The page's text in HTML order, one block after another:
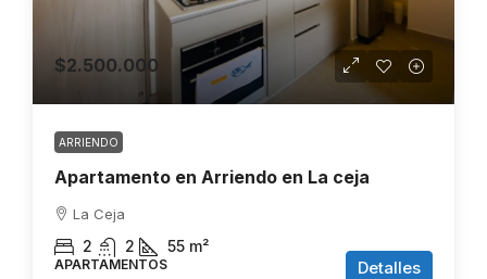
$2.500.000
ARRIENDO
Apartamento en Arriendo en La ceja
La Ceja
2 2 55 m²
APARTAMENTOS Detalles